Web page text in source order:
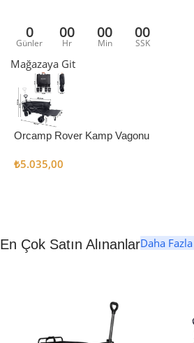
0
Günler
00
Hr
00
Min
00
SSK
Mağazaya Git
Orcamp Rover Kamp Vagonu
₺5.035,00
En Çok Satın AlınanlarDaha